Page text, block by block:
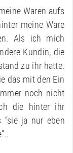
Waren aufs
meine Ware
Als ich mich
Kundin, die
zu ihr hatte.
das mit den Ein
noch nicht
die hinter ihr
“sie ja nur eben